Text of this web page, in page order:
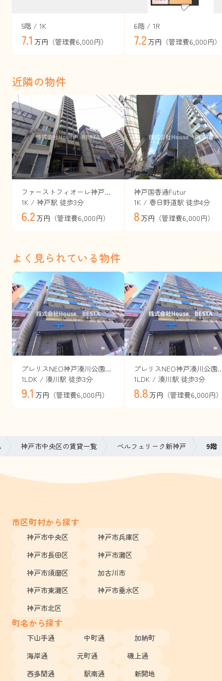
5階 / 1K
7.1 万円 （管理費6,000円）
6階 / 1R
7.2 万円 （管理費6,000円）
近隣の物件
ファーストフィオーレ神戸駅前
1K / 神戸駅 徒歩3分
6.2 万円 （管理費6,000円）
神戸国香通Futur
1K / 春日野道駅 徒歩4分
8 万円 （管理費6,000円）
よく見られている物件
プレリスNEO神戸湊川公園ヴェルト（旧セレニテ神戸西エクラ）
1LDK / 湊川駅 徒歩3分
9.1 万円 （管理費6,000円）
プレリスNEO神戸湊川公
1LDK / 湊川駅 徒歩3分
8.8 万円 （管理費6,000円
神戸市中央区の賃貸一覧 ベルフェリーク新神戸 9階
市区町村から探す
神戸市中央区
神戸市兵庫区
神戸市長田区
神戸市灘区
神戸市須磨区
加古川市
神戸市東灘区
神戸市垂水区
神戸市北区
町名から探す
下山手通 中町通
加納町
海岸通
元町通
磯上通
西多聞通
駅南通
新開地